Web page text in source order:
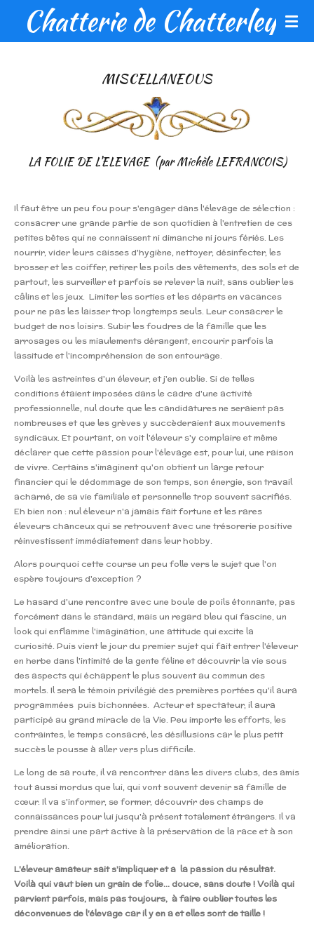
Passer
contenu
Chatterie de Chatterley
MISCELLANEOUS
LA FOLIE DE L'ELEVAGE (par Michèle LEFRANCOIS)
Il faut être un peu fou pour s'engager dans l'élevage de sélection :
consacrer une grande partie de son quotidien à l'entretien de ces
petites bêtes qui ne connaissent ni dimanche ni jours fériés. Les
nourrir, vider leurs caisses d'hygiène, nettoyer, désinfecter, les
brosser et les coiffer, retirer les poils des vêtements, des sols et de
partout, les surveiller et parfois se relever la nuit, sans oublier les
câlins et les jeux. Limiter les sorties et les départs en vacances
pour ne pas les laisser trop longtemps seuls. Leur consacrer le
budget de nos loisirs. Subir les foudres de la famille que les
arrosages ou les miaulements dérangent, encourir parfois la
lassitude et l'incompréhension de son entourage.
Voilà les astreintes d'un éleveur, et j'en oublie. Si de telles
conditions étaient imposées dans le cadre d'une activité
professionnelle, nul doute que les candidatures ne seraient pas
nombreuses et que les grèves y succèderaient aux mouvements
syndicaux. Et pourtant, on voit l'éleveur s'y complaire et même
déclarer que cette passion pour l'élevage est, pour lui, une raison
de vivre. Certains s'imaginent qu'on obtient un large retour
financier qui le dédommage de son temps, son énergie, son travail
acharné, de sa vie familiale et personnelle trop souvent sacrifiés.
Eh bien non : nul éleveur n'a jamais fait fortune et les rares
éleveurs chanceux qui se retrouvent avec une trésorerie positive
réinvestissent immédiatement dans leur hobby.
Alors pourquoi cette course un peu folle vers le sujet que l'on
espère toujours d'exception ?
Le hasard d'une rencontre avec une boule de poils étonnante, pas
forcément dans le standard, mais un regard bleu qui fascine, un
look qui enflamme l'imagination, une attitude qui excite la
curiosité. Puis vient le jour du premier sujet qui fait entrer l'éleveur
en herbe dans l'intimité de la gente féline et découvrir la vie sous
des aspects qui échappent le plus souvent au commun des
mortels. Il sera le témoin privilégié des premières portées qu'il aura
programmées puis bichonnées. Acteur et spectateur, il aura
participé au grand miracle de la Vie. Peu importe les efforts, les
contraintes, le temps consacré, les désillusions car le plus petit
succès le pousse à aller vers plus difficile.
Le long de sa route, il va rencontrer dans les divers clubs, des amis
tout aussi mordus que lui, qui vont souvent devenir sa famille de
cœur. Il va s'informer, se former, découvrir des champs de
connaissances pour lui jusqu'à présent totalement étrangers. Il va
prendre ainsi une part active à la préservation de la race et à son
amélioration.
L'éleveur amateur sait s'impliquer et a la passion du résultat.
Voilà qui vaut bien un grain de folie... douce, sans doute ! Voilà qui
parvient parfois, mais pas toujours, à faire oublier toutes les
déconvenues de l'élevage car il y en a et elles sont de taille !